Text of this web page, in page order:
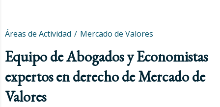
Áreas de Actividad Mercado de Valores
Equipo de Abogados y Economistas
expertos en derecho de Mercado de
Valores